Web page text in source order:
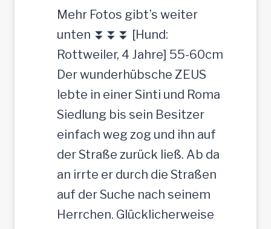
u
c
t
s
c
e
r
J
u
n
g
-
R
Mehr Fotos gibt’s weiter
unten ⏬⏬⏬ [Hund:
Rottweiler, 4 Jahre] 55-60cm
Der wunderhübsche ZEUS
lebte in einer Sinti und Roma
Siedlung bis sein Besitzer
einfach weg zog und ihn auf
der Straße zurück ließ. Ab da
an irrte er durch die Straßen
auf der Suche nach seinem
Herrchen. Glücklicherweise